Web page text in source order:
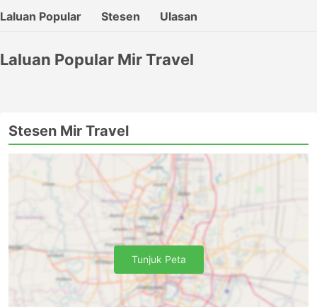
Laluan Popular Stesen Ulasan
Laluan Popular Mir Travel
Stesen Mir Travel
Tunjuk Peta